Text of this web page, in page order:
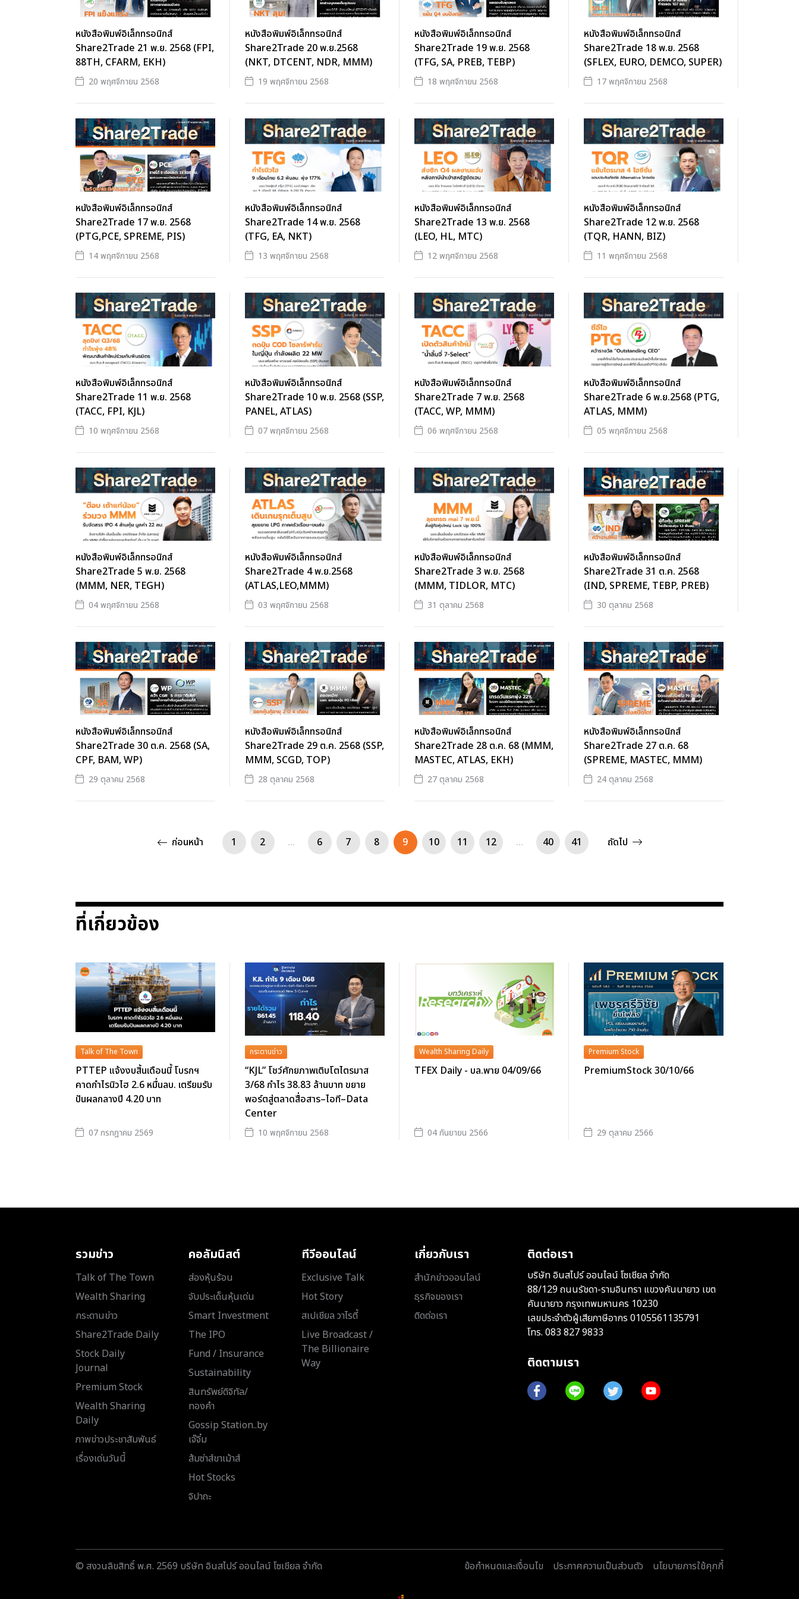
หนังสือพิมพ์อิเล็กทรอนิกส์
Share2Trade 21 พ.ย. 2568 (FPI,
88TH, CFARM, EKH)
20 พฤศจิกายน 2568
หนังสือพิมพ์อิเล็กทรอนิกส์
Share2Trade 20 พ.ย.2568
(NKT, DTCENT, NDR, MMM)
19 พฤศจิกายน 2568
หนังสือพิมพ์อิเล็กทรอนิกส์
Share2Trade 19 พ.ย. 2568
(TFG, SA, PREB, TEBP)
18 พฤศจิกายน 2568
หนังสือพิมพ์อิเล็กทรอนิกส์
Share2Trade 18 พ.ย. 2568
(SFLEX, EURO, DEMCO, SUPER)
17 พฤศจิกายน 2568
หนังสือพิมพ์อิเล็กทรอนิกส์
Share2Trade 17 พ.ย. 2568
(PTG,PCE, SPREME, PIS)
14 พฤศจิกายน 2568
หนังสือพิมพ์อิเล็กทรอนิกส์
Share2Trade 14 พ.ย. 2568
(TFG, EA, NKT)
13 พฤศจิกายน 2568
หนังสือพิมพ์อิเล็กทรอนิกส์
Share2Trade 13 พ.ย. 2568
(LEO, HL, MTC)
12 พฤศจิกายน 2568
หนังสือพิมพ์อิเล็กทรอนิกส์
Share2Trade 12 พ.ย. 2568
(TQR, HANN, BIZ)
11 พฤศจิกายน 2568
หนังสือพิมพ์อิเล็กทรอนิกส์
Share2Trade 11 พ.ย. 2568
(TACC, FPI, KJL)
10 พฤศจิกายน 2568
หนังสือพิมพ์อิเล็กทรอนิกส์
Share2Trade 10 พ.ย. 2568 (SSP,
PANEL, ATLAS)
07 พฤศจิกายน 2568
หนังสือพิมพ์อิเล็กทรอนิกส์
Share2Trade 7 พ.ย. 2568
(TACC, WP, MMM)
06 พฤศจิกายน 2568
หนังสือพิมพ์อิเล็กทรอนิกส์
Share2Trade 6 พ.ย.2568 (PTG,
ATLAS, MMM)
05 พฤศจิกายน 2568
หนังสือพิมพ์อิเล็กทรอนิกส์
Share2Trade 5 พ.ย. 2568
(MMM, NER, TEGH)
04 พฤศจิกายน 2568
หนังสือพิมพ์อิเล็กทรอนิกส์
Share2Trade 4 พ.ย.2568
(ATLAS,LEO,MMM)
03 พฤศจิกายน 2568
หนังสือพิมพ์อิเล็กทรอนิกส์
Share2Trade 3 พ.ย. 2568
(MMM, TIDLOR, MTC)
31 ตุลาคม 2568
หนังสือพิมพ์อิเล็กทรอนิกส์
Share2Trade 31 ต.ค. 2568
(IND, SPREME, TEBP, PREB)
30 ตุลาคม 2568
หนังสือพิมพ์อิเล็กทรอนิกส์
Share2Trade 30 ต.ค. 2568 (SA,
CPF, BAM, WP)
29 ตุลาคม 2568
หนังสือพิมพ์อิเล็กทรอนิกส์
Share2Trade 29 ต.ค. 2568 (SSP,
MMM, SCGD, TOP)
28 ตุลาคม 2568
หนังสือพิมพ์อิเล็กทรอนิกส์
Share2Trade 28 ต.ค. 68 (MMM,
MASTEC, ATLAS, EKH)
27 ตุลาคม 2568
หนังสือพิมพ์อิเล็กทรอนิกส์
Share2Trade 27 ต.ค. 68
(SPREME, MASTEC, MMM)
24 ตุลาคม 2568
ก่อนหน้า 1 2 ... 6 7 8 9 10 11 12 ... 40 41 ถัดไป
ที่เกี่ยวข้อง
Talk of The Town
PTTEP แจ้งงบสิ้นเดือนนี้ โบรกฯ
คาดกำไรนิวไฮ 2.6 หมื่นลบ. เตรียมรับ
ปันผลกลางปี 4.20 บาท
07 กรกฎาคม 2569
กระดานข่าว
“KJL” โชว์ศักยภาพเติบโตไตรมาส
3/68 กำไร 38.83 ล้านบาท ขยาย
พอร์ตสู่ตลาดสื่อสาร–ไอที–Data
Center
10 พฤศจิกายน 2568
Wealth Sharing Daily
TFEX Daily - บล.พาย 04/09/66
04 กันยายน 2566
Premium Stock
PremiumStock 30/10/66
29 ตุลาคม 2566
รวมข่าว
Talk of The Town
Wealth Sharing
กระดานข่าว
Share2Trade Daily
Stock Daily
Journal
Premium Stock
Wealth Sharing
Daily
ภาพข่าวประชาสัมพันธ์
เรื่องเด่นวันนี้
คอลัมนิสต์
ส่องหุ้นร้อน
จับประเด็นหุ้นเด่น
Smart Investment
The IPO
Fund / Insurance
Sustainability
สินทรัพย์ดิจิทัล/
ทองคำ
Gossip Station..by
เจ๊จิ๋ม
ส้มซ่าส์ขาเม้าส์
Hot Stocks
จิปาถะ
ทีวีออนไลน์
Exclusive Talk
Hot Story
สเปเชียล วาไรตี้
Live Broadcast /
The Billionaire
Way
เกี่ยวกับเรา
สำนักข่าวออนไลน์
ธุรกิจของเรา
ติดต่อเรา
ติดต่อเรา
บริษัท อินสไปร์ ออนไลน์ โซเชียล จำกัด
88/129 ถนนรัชดา-รามอินทรา แขวงคันนายาว เขต
คันนายาว กรุงเทพมหานคร 10230
เลขประจำตัวผู้เสียภาษีอากร 0105561135791
โทร. 083 827 9833
ติดตามเรา
© สงวนลิขสิทธิ์ พ.ศ. 2569 บริษัท อินสไปร์ ออนไลน์ โซเชียล จำกัด ข้อกำหนดและเงื่อนไข ประกาศความเป็นส่วนตัว นโยบายการใช้คุกกี้